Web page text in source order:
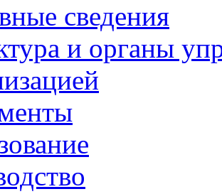
сведения
и органы